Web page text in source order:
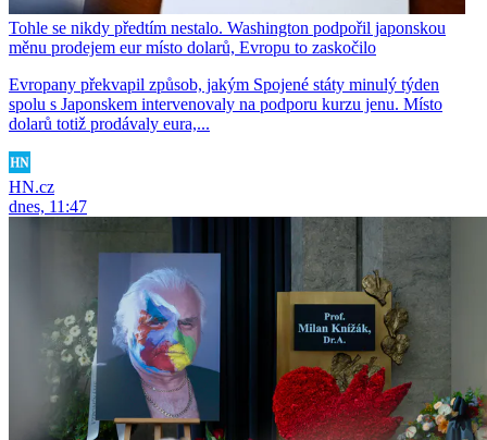
Tohle se nikdy předtím nestalo. Washington podpořil japonskou
měnu prodejem eur místo dolarů, Evropu to zaskočilo
Evropany překvapil způsob, jakým Spojené státy minulý týden
spolu s Japonskem intervenovaly na podporu kurzu jenu. Místo
dolarů totiž prodávaly eura,...
HN.cz
dnes, 11:47